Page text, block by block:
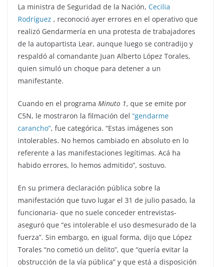
La ministra de Seguridad de la Nación, Cecilia
Rodríguez , reconoció ayer errores en el operativo que
realizó Gendarmería en una protesta de trabajadores
de la autopartista Lear, aunque luego se contradijo y
respaldó al comandante Juan Alberto López Torales,
quien simuló un choque para detener a un
manifestante.
Cuando en el programa Minuto 1, que se emite por
C5N, le mostraron la filmación del “gendarme
carancho”, fue categórica. “Estas imágenes son
intolerables. No hemos cambiado en absoluto en lo
referente a las manifestaciones legítimas. Acá ha
habido errores, lo hemos admitido”, sostuvo.
En su primera declaración pública sobre la
manifestación que tuvo lugar el 31 de julio pasado, la
funcionaria- que no suele conceder entrevistas-
aseguró que “es intolerable el uso desmesurado de la
fuerza”. Sin embargo, en igual forma, dijo que López
Torales “no cometió un delito”, que “quería evitar la
obstrucción de la vía pública” y que está a disposición